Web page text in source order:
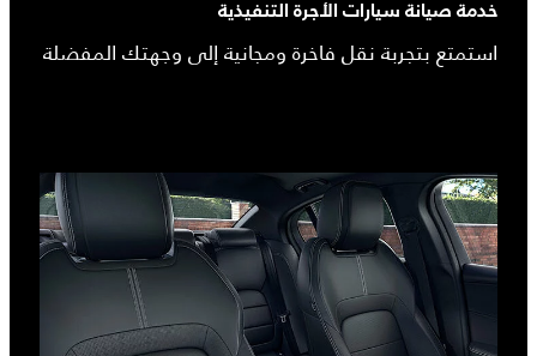
خدمة صيانة سيارات الأجرة التنفيذية
استمتع بتجربة نقل فاخرة ومجانية إلى وجهتك المفضلة